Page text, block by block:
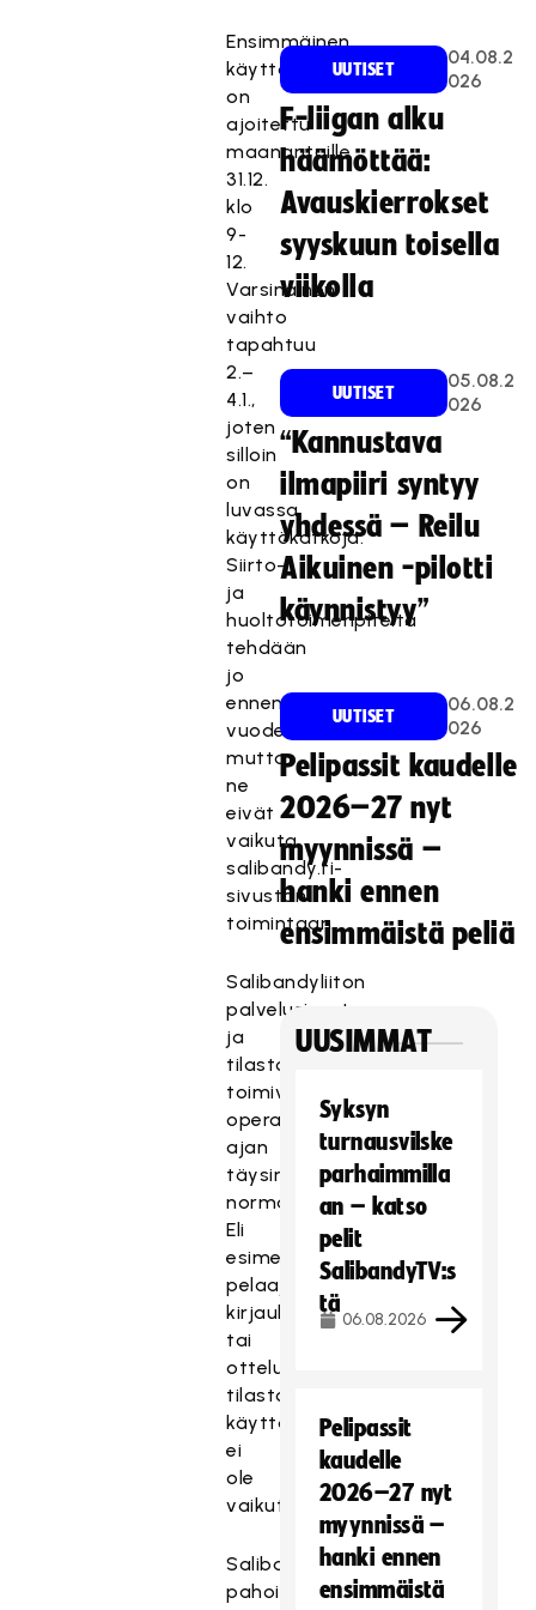
Ensimmäinen
käyttökatko
on
ajoitettu
maanantaille
31.12.
klo
9-
12.
Varsinainen
vaihto
tapahtuu
2.–
4.1.,
joten
silloin
on
luvassa
käyttökatkoja.
Siirto-
ja
huoltotoimenpiteitä
tehdään
jo
ennen
vuodenvaihdetta,
mutta
ne
eivät
vaikuta
salibandy.fi-
sivuston
toimintaan.
Salibandyliiton
palvelusivusto
ja
tilastopalvelu
toimivat
operaation
ajan
täysin
normaalisti.
Eli
esimerkiksi
pelaajasiirtojen
kirjauksiin
tai
otteluiden
tilastointiin
käyttäkatkoilla
ei
ole
vaikutusta.
Salibandyliitto
pahoittelee
UUTISET
04.08.2
026
F-liigan alku
häämöttää:
Avauskierrokset
syyskuun toisella
viikolla
UUTISET
05.08.2
026
“Kannustava
ilmapiiri syntyy
yhdessä – Reilu
Aikuinen -pilotti
käynnistyy”
UUTISET
06.08.2
026
Pelipassit kaudelle
2026–27 nyt
myynnissä –
hanki ennen
ensimmäistä peliä
UUSIMMAT
Syksyn
turnausvilske
parhaimmilla
an – katso
pelit
SalibandyTV:s
tä
06.08.2026
Pelipassit
kaudelle
2026–27 nyt
myynnissä –
hanki ennen
ensimmäistä